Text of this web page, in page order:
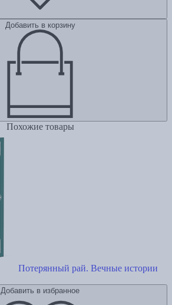
Добавить в корзину
Похожие товары
Потерянный рай. Вечные истории
Добавить в избранное